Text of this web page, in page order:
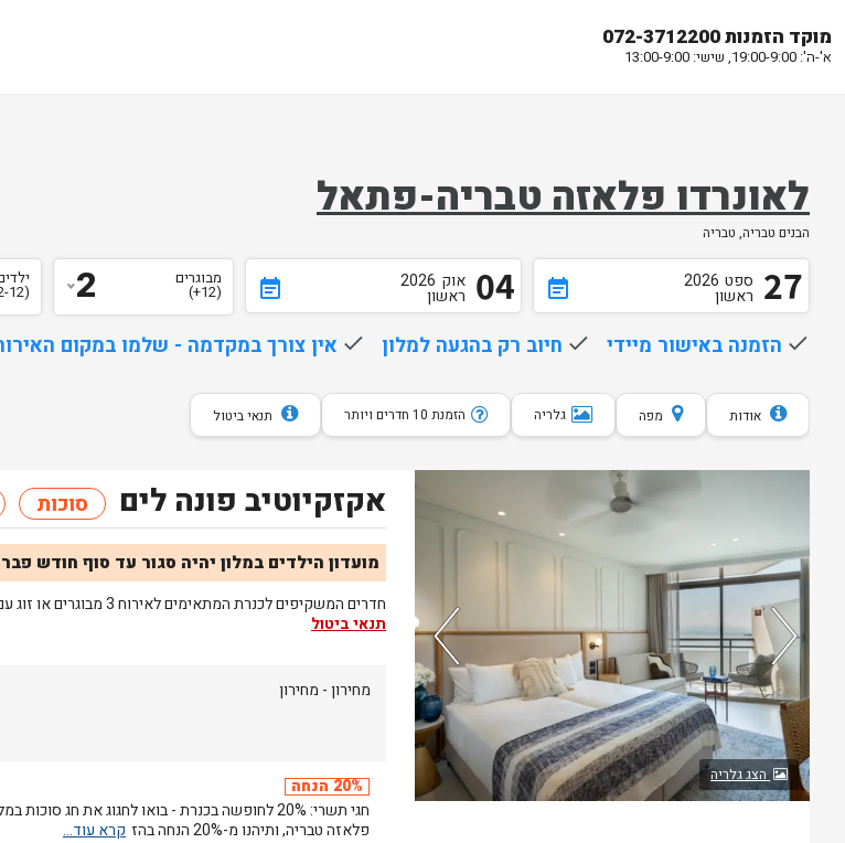
מוקד הזמנות 072-3712200
א'-ה': 19:00-9:00, שישי: 13:00-9:00
לאונרדו פלאזה טבריה-פתאל
הבנים טבריה, טבריה
event_note 27 ספט 2026
ראשון event_note 04 אוק 2026
ראשון
מבוגרים
(12+)
2
(2-12)
done הזמנה באישור מיידי done חיוב רק בהגעה למלון done אין צורך במקדמה - שלמו במקום
אודות מפה גלריה הזמנת 10 חדרים ויותר תנאי ביטול
81%
מהאורחים
ששהו בחדר
אהבו אותו הצג גלריה
אקזקיוטיב פונה לים סוכות
מועדון הילדים במלון יהיה סגור עד סוף חודש
חדרים המשקיפים לכנרת המתאימים לאירוח 3 מבוגרים או זוג עםי לד. החדרים כ
תנאי ביטול
מחירון- מחירון
20% הנחה
חגי תשרי: 20% לחופשה בכנרת - בואו לחגוג את חג סוכות
פלאזה טבריה, ותיהנו מ-20% הנחה בהז